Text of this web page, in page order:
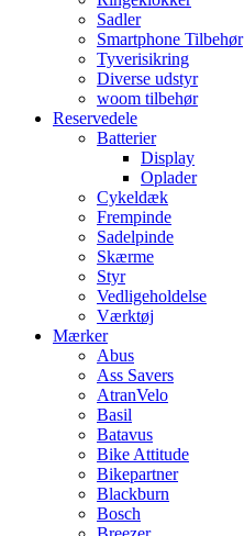
Sadler
Smartphone Tilbehør
Tyverisikring
Diverse udstyr
woom tilbehør
Reservedele
Batterier
Display
Oplader
Cykeldæk
Frempinde
Sadelpinde
Skærme
Styr
Vedligeholdelse
Værktøj
Mærker
Abus
Ass Savers
AtranVelo
Basil
Batavus
Bike Attitude
Bikepartner
Blackburn
Bosch